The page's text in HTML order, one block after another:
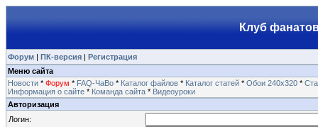
Клуб
Форум | ПК-версия | Регистрация
Меню сайта
Новости * Форум * FAQ-ЧаВо * Каталог файлов * Каталог статей * Обои 240х320 *
Информация о сайте * Команда сайта * Видеоуроки
Авторизация
Логин: